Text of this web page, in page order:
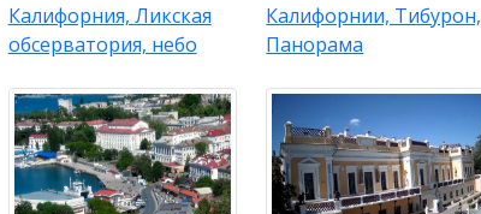
Калифорния, Ликская
обсерватория, небо
Калифорнии, Тибурон,
Панорама